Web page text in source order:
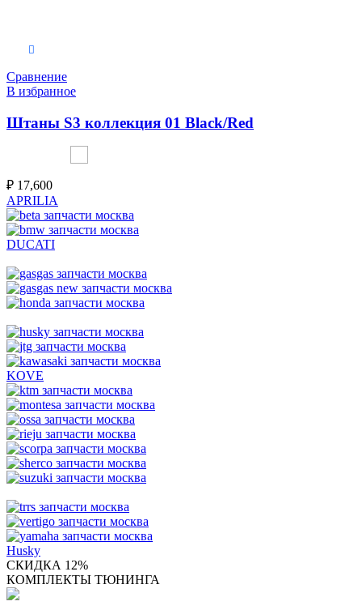
Сравнение
В избранное
Штаны S3 коллекция 01 Black/Red
₽ 17,600
APRILIA
DUCATI
KOVE
Husky
СКИДКА 12%
КОМПЛЕКТЫ ТЮНИНГА